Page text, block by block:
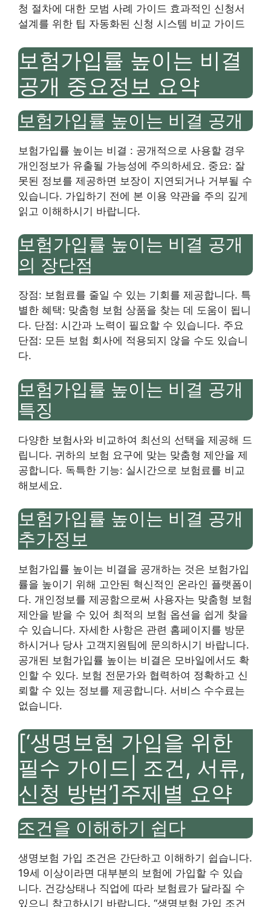
청 절차에 대한 모범 사례 가이드 효과적인 신청서
설계를 위한 팁 자동화된 신청 시스템 비교 가이드
보험가입률 높이는 비결
공개 중요정보 요약
보험가입률 높이는 비결 공개
보험가입률 높이는 비결 : 공개적으로 사용할 경우
개인정보가 유출될 가능성에 주의하세요. 중요: 잘
못된 정보를 제공하면 보장이 지연되거나 거부될 수
있습니다. 가입하기 전에 본 이용 약관을 주의 깊게
읽고 이해하시기 바랍니다.
보험가입률 높이는 비결 공개
의 장단점
장점: 보험료를 줄일 수 있는 기회를 제공합니다. 특
별한 혜택: 맞춤형 보험 상품을 찾는 데 도움이 됩니
다. 단점: 시간과 노력이 필요할 수 있습니다. 주요
단점: 모든 보험 회사에 적용되지 않을 수도 있습니
다.
보험가입률 높이는 비결 공개
특징
다양한 보험사와 비교하여 최선의 선택을 제공해 드
립니다. 귀하의 보험 요구에 맞는 맞춤형 제안을 제
공합니다. 독특한 기능: 실시간으로 보험료를 비교
해보세요.
보험가입률 높이는 비결 공개
추가정보
보험가입률 높이는 비결을 공개하는 것은 보험가입
률을 높이기 위해 고안된 혁신적인 온라인 플랫폼이
다. 개인정보를 제공함으로써 사용자는 맞춤형 보험
제안을 받을 수 있어 최적의 보험 옵션을 쉽게 찾을
수 있습니다. 자세한 사항은 관련 홈페이지를 방문
하시거나 당사 고객지원팀에 문의하시기 바랍니다.
공개된 보험가입률 높이는 비결은 모바일에서도 확
인할 수 있다. 보험 전문가와 협력하여 정확하고 신
뢰할 수 있는 정보를 제공합니다. 서비스 수수료는
없습니다.
[‘생명보험 가입을 위한
필수 가이드| 조건, 서류,
신청 방법’]주제별 요약
조건을 이해하기 쉽다
생명보험 가입 조건은 간단하고 이해하기 쉽습니다.
19세 이상이라면 대부분의 보험에 가입할 수 있습
니다. 건강상태나 직업에 따라 보험료가 달라질 수
있으니 참고하시기 바랍니다. “생명보험 가입 조건